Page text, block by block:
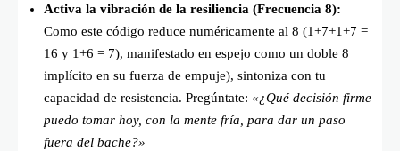
Activa la vibración de la resiliencia (Frecuencia 8):
Como este código reduce numéricamente al 8 (1+7+1+7 =
16 y 1+6 = 7), manifestado en espejo como un doble 8
implícito en su fuerza de empuje), sintoniza con tu
capacidad de resistencia. Pregúntate: «¿Qué decisión firme
puedo tomar hoy, con la mente fría, para dar un paso
fuera del bache?»